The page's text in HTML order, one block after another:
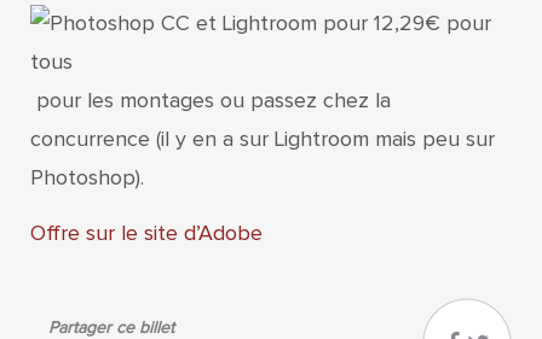
pour les montages ou passez chez la
concurrence (il y en a sur Lightroom mais peu sur
Photoshop).
Offre sur le site d’Adobe
Partager ce billet